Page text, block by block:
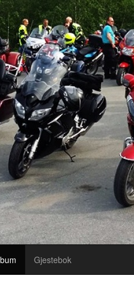
Gjestebok